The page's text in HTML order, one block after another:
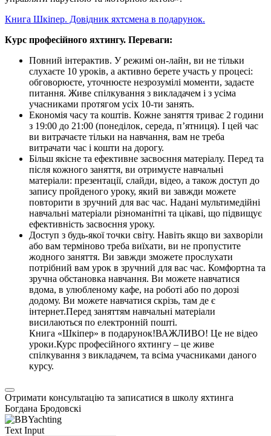
Книга Шкіпер. Довідник яхтсмена в подарунок.
Курс професійного яхтингу. Переваги:
Повний інтерактив. У режимі он-лайн, ви не тільки
слухаєте 10 уроків, а активно берете участь у процесі:
обговорюєте, уточнюєте незрозумілі моменти, задаєте
питання. Живе спілкування з викладачем і з усіма
учасниками протягом усіх 10-ти занять.
Економія часу та коштів. Кожне заняття триває 2 години
з 19:00 до 21:00 (понеділок, середа, п’ятниця). І цей час
ви витрачаєте тільки на навчання, вам не треба
витрачати час і кошти на дорогу.
Більш якісне та ефективне засвоєння матеріалу. Перед та
після кожного заняття, ви отримуєте навчальні
матеріали: презентації, слайди, відео, а також доступ до
запису пройденого уроку, який ви завжди можете
повторити в зручний для вас час. Надані мультимедійні
навчальні матеріали різноманітні та цікаві, що підвищує
ефективність засвоєння уроку.
Доступ з будь-якої точки світу. Навіть якщо ви захворіли
або вам терміново треба виїхати, ви не пропустите
жодного заняття. Ви завжди зможете прослухати
потрібний вам урок в зручний для вас час. Комфортна та
зручна обстановка навчання. Ви можете навчатися
вдома, в улюбленому кафе, на роботі або по дорозі
додому. Ви можете навчатися скрізь, там де є
інтернет.Перед заняттям навчальні матеріали
висилаються по електронній пошті.
Книга «Шкіпер» в подарунок!ВАЖЛИВО! Це не відео
уроки.Курс професійного яхтингу – це живе
спілкування з викладачем, та всіма учасниками даного
курсу.
Отримати консультацію та записатися в школу яхтинга
Богдана Бродовскі
Text Input